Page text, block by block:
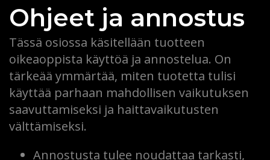
Ohjeet ja annostus
Tässä osiossa käsitellään tuotteen
oikeaoppista käyttöä ja annostelua. On
tärkeää ymmärtää, miten tuotetta tulisi
käyttää parhaan mahdollisen vaikutuksen
saavuttamiseksi ja haittavaikutusten
välttämiseksi.
Annostusta tulee noudattaa tarkasti,